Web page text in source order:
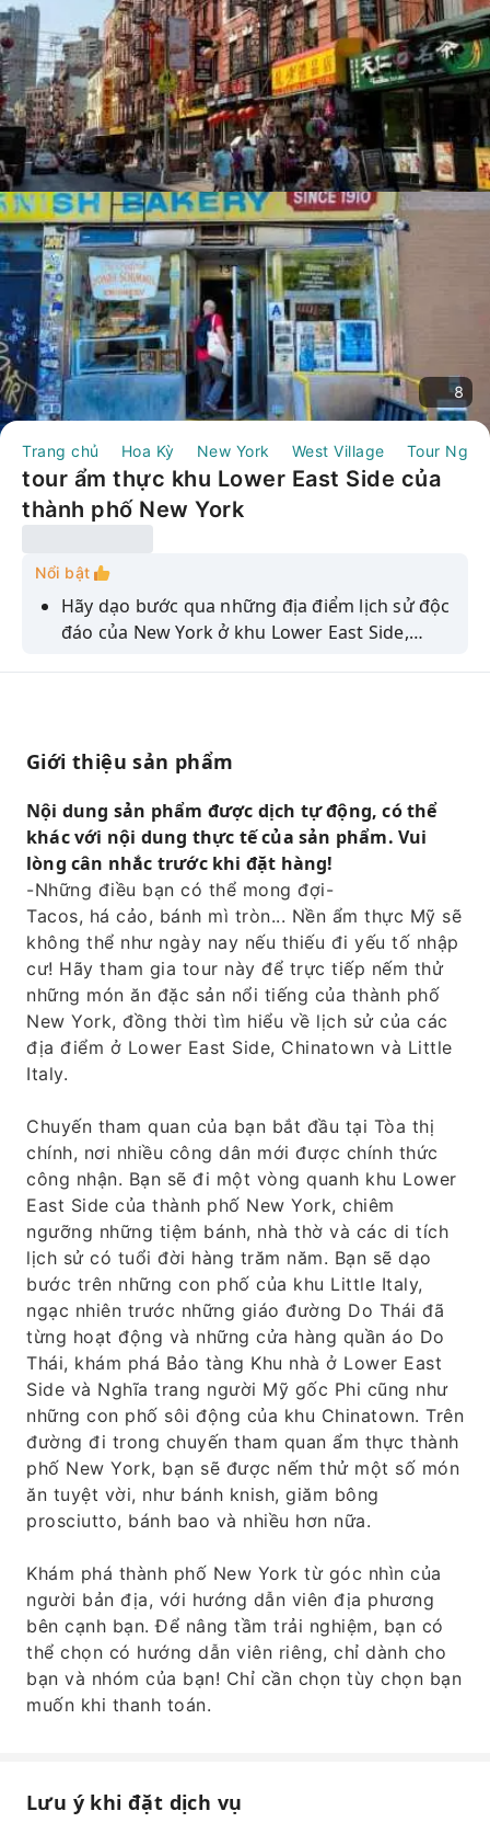
8
Trang chủ Hoa Kỳ New York West Village Tour Ngày
tour ẩm thực khu Lower East Side của
thành phố New York
Nổi bật
Hãy dạo bước qua những địa điểm lịch sử độc
đáo của New York ở khu Lower East Side,
Giới thiệu sản phẩm
Nội dung sản phẩm được dịch tự động, có thể
khác với nội dung thực tế của sản phẩm. Vui
lòng cân nhắc trước khi đặt hàng!
-Những điều bạn có thể mong đợi-
Tacos, há cảo, bánh mì tròn... Nền ẩm thực Mỹ sẽ
không thể như ngày nay nếu thiếu đi yếu tố nhập
cư! Hãy tham gia tour này để trực tiếp nếm thử
những món ăn đặc sản nổi tiếng của thành phố
New York, đồng thời tìm hiểu về lịch sử của các
địa điểm ở Lower East Side, Chinatown và Little
Italy.
Chuyến tham quan của bạn bắt đầu tại Tòa thị
chính, nơi nhiều công dân mới được chính thức
công nhận. Bạn sẽ đi một vòng quanh khu Lower
East Side của thành phố New York, chiêm
ngưỡng những tiệm bánh, nhà thờ và các di tích
lịch sử có tuổi đời hàng trăm năm. Bạn sẽ dạo
bước trên những con phố của khu Little Italy,
ngạc nhiên trước những giáo đường Do Thái đã
từng hoạt động và những cửa hàng quần áo Do
Thái, khám phá Bảo tàng Khu nhà ở Lower East
Side và Nghĩa trang người Mỹ gốc Phi cũng như
những con phố sôi động của khu Chinatown. Trên
đường đi trong chuyến tham quan ẩm thực thành
phố New York, bạn sẽ được nếm thử một số món
ăn tuyệt vời, như bánh knish, giăm bông
prosciutto, bánh bao và nhiều hơn nữa.
Khám phá thành phố New York từ góc nhìn của
người bản địa, với hướng dẫn viên địa phương
bên cạnh bạn. Để nâng tầm trải nghiệm, bạn có
thể chọn có hướng dẫn viên riêng, chỉ dành cho
bạn và nhóm của bạn! Chỉ cần chọn tùy chọn bạn
muốn khi thanh toán.
Lưu ý khi đặt dịch vụ